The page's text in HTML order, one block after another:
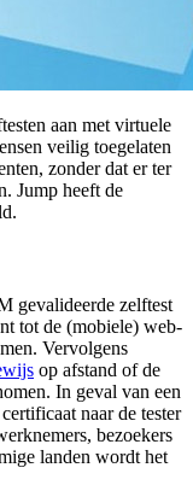
aan met virtuele
veilig toegelaten
zonder dat er ter
Jump heeft de
gevalideerde zelftest
tot de (mobiele) web-
Vervolgens
op afstand of de
In geval van een
naar de tester
bezoekers
landen wordt het